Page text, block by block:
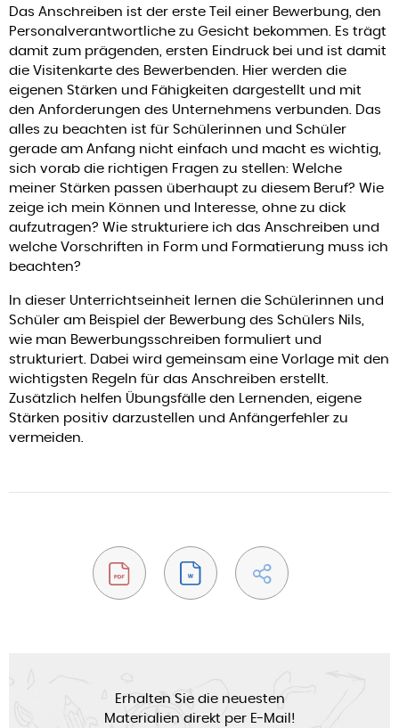
Das Anschreiben ist der erste Teil einer Bewerbung, den
Personalverantwortliche zu Gesicht bekommen. Es trägt
damit zum prägenden, ersten Eindruck bei und ist damit
die Visitenkarte des Bewerbenden. Hier werden die
eigenen Stärken und Fähigkeiten dargestellt und mit
den Anforderungen des Unternehmens verbunden. Das
alles zu beachten ist für Schülerinnen und Schüler
gerade am Anfang nicht einfach und macht es wichtig,
sich vorab die richtigen Fragen zu stellen: Welche
meiner Stärken passen überhaupt zu diesem Beruf? Wie
zeige ich mein Können und Interesse, ohne zu dick
aufzutragen? Wie strukturiere ich das Anschreiben und
welche Vorschriften in Form und Formatierung muss ich
beachten?
In dieser Unterrichtseinheit lernen die Schülerinnen und
Schüler am Beispiel der Bewerbung des Schülers Nils,
wie man Bewerbungsschreiben formuliert und
strukturiert. Dabei wird gemeinsam eine Vorlage mit den
wichtigsten Regeln für das Anschreiben erstellt.
Zusätzlich helfen Übungsfälle den Lernenden, eigene
Stärken positiv darzustellen und Anfängerfehler zu
vermeiden.
Erhalten Sie die neuesten
Materialien direkt per E-Mail!